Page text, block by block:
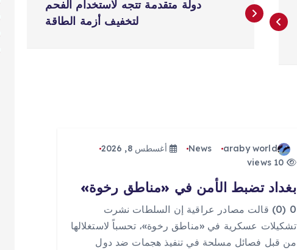
دولة متقدمة تتجه لاستخدام الفحم
لتخفيف أزمة الطاقة
araby world
News
أغسطس 8, 2026
بغداد تضبط الأمن في «مناطق رخوة»
0 (0) قالت مصادر عراقية إن السلطات نشرت
تشكيلات عسكرية في «مناطق رخوة»، تحسباً لاستغلالها
من قبل فصائل مسلحة في تنفيذ هجمات ضد دول